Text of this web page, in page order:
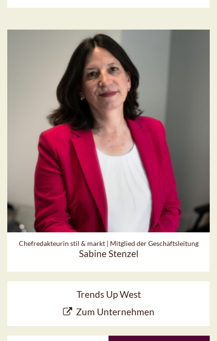
Chefredakteurin stil & markt | Mitglied der Geschäftsleitung
Sabine Stenzel
Trends Up West
Zum Unternehmen